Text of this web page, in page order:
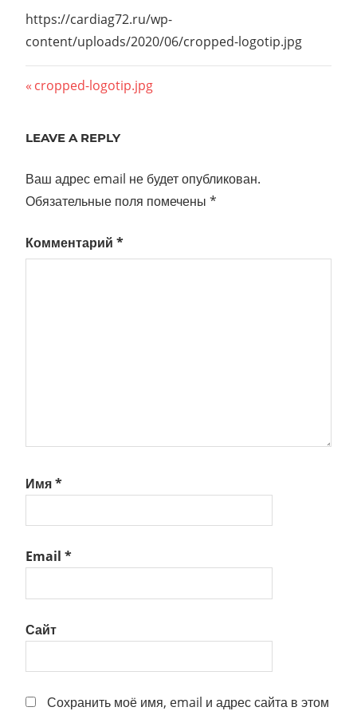
https://cardiag72.ru/wp-
content/uploads/2020/06/cropped-logotip.jpg
Навигация
записям
Previous
cropped-logotip.jpg
LEAVE A REPLY
Ваш адрес email не будет опубликован.
Обязательные поля помечены *
Комментарий *
Имя*
Email *
Сайт
Сохранить моё имя, email и адрес сайта в этом